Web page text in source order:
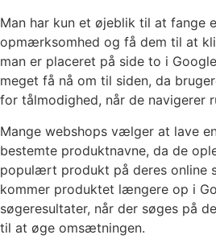
Man har kun et øjeblik til at fange
opmærksomhed og få dem til at
man er placeret på side to i
meget få nå om til siden, da
for tålmodighed, når de navigerer
Mange webshops vælger at lave
bestemte produktnavne, da de
populært produkt på deres online
kommer produktet længere op i
søgeresultater, når der søges på
til at øge omsætningen.